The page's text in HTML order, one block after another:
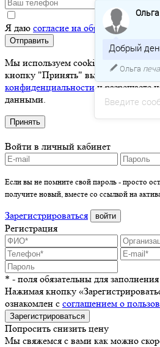
Я даю согласие на обработку
Отправить
Мы используем cookie для
кнопку "Принять" вы соглашаетесь
конфиденциальности и разрешаете
данными.
Принять
Войти в личный кабинет
Если вы не помните свой пароль - просто
получите новый, вместе со ссылкой на
Зарегистрироваться войти
Регистрация
* - поля обязательны для заполнения
Нажимая кнопку
ознакомлен с соглашением о
Зарегистрироваться
Попросить снизить цену
Мы свяжемся с вами как можно
Введите
Ольга
Добрый
Ольга